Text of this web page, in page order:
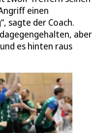
einen
sagte der Coach.
aber
es hinten raus